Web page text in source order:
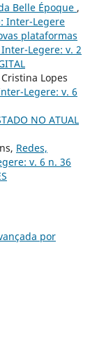
Belle Époque ,
Inter-Legere
plataformas
Legere: v. 2
Lopes
Legere: v. 6
NO ATUAL
Redes,
v. 6 n. 36
por